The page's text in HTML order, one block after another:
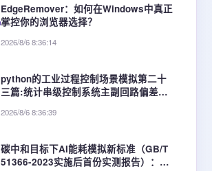
EdgeRemover：如何在Windows中真正
掌控你的浏览器选择？
2026/8/6 8:36:14
python的工业过程控制场景模拟第二十
三篇:统计串级控制系统主副回路偏差数
2026/8/6 8:36:39
碳中和目标下AI能耗模拟新标准（GB/T
51366-2023实施后首份实测报告）：3